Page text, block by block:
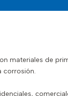
materiales de
corrosión.